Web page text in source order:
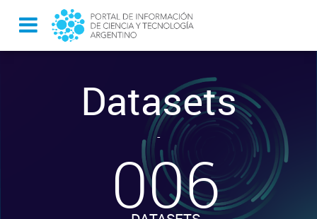
Datasets
-
006